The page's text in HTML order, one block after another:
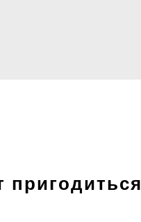
пригодиться